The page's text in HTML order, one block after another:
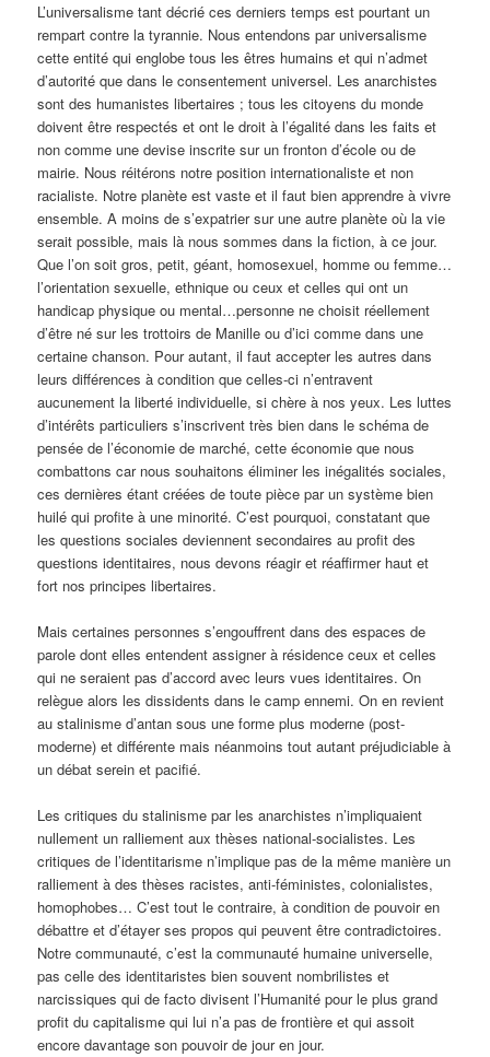
L’universalisme tant décrié ces derniers temps est pourtant un
rempart contre la tyrannie. Nous entendons par universalisme
cette entité qui englobe tous les êtres humains et qui n’admet
d’autorité que dans le consentement universel. Les anarchistes
sont des humanistes libertaires ; tous les citoyens du monde
doivent être respectés et ont le droit à l’égalité dans les faits et
non comme une devise inscrite sur un fronton d’école ou de
mairie. Nous réitérons notre position internationaliste et non
racialiste. Notre planète est vaste et il faut bien apprendre à vivre
ensemble. A moins de s’expatrier sur une autre planète où la vie
serait possible, mais là nous sommes dans la fiction, à ce jour.
Que l’on soit gros, petit, géant, homosexuel, homme ou femme…
l’orientation sexuelle, ethnique ou ceux et celles qui ont un
handicap physique ou mental…personne ne choisit réellement
d’être né sur les trottoirs de Manille ou d’ici comme dans une
certaine chanson. Pour autant, il faut accepter les autres dans
leurs différences à condition que celles-ci n’entravent
aucunement la liberté individuelle, si chère à nos yeux. Les luttes
d’intérêts particuliers s’inscrivent très bien dans le schéma de
pensée de l’économie de marché, cette économie que nous
combattons car nous souhaitons éliminer les inégalités sociales,
ces dernières étant créées de toute pièce par un système bien
huilé qui profite à une minorité. C’est pourquoi, constatant que
les questions sociales deviennent secondaires au profit des
questions identitaires, nous devons réagir et réaffirmer haut et
fort nos principes libertaires.
Mais certaines personnes s’engouffrent dans des espaces de
parole dont elles entendent assigner à résidence ceux et celles
qui ne seraient pas d’accord avec leurs vues identitaires. On
relègue alors les dissidents dans le camp ennemi. On en revient
au stalinisme d’antan sous une forme plus moderne (post-
moderne) et différente mais néanmoins tout autant préjudiciable à
un débat serein et pacifié.
Les critiques du stalinisme par les anarchistes n’impliquaient
nullement un ralliement aux thèses national-socialistes. Les
critiques de l’identitarisme n’implique pas de la même manière un
ralliement à des thèses racistes, anti-féministes, colonialistes,
homophobes… C’est tout le contraire, à condition de pouvoir en
débattre et d’étayer ses propos qui peuvent être contradictoires.
Notre communauté, c’est la communauté humaine universelle,
pas celle des identitaristes bien souvent nombrilistes et
narcissiques qui de facto divisent l’Humanité pour le plus grand
profit du capitalisme qui lui n’a pas de frontière et qui assoit
encore davantage son pouvoir de jour en jour.